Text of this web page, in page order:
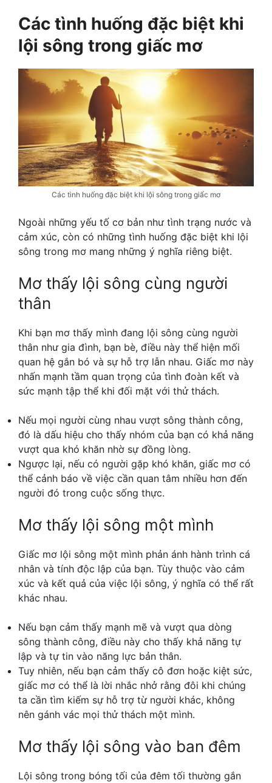
Các tình huống đặc biệt khi
lội sông trong giấc mơ
Các tình huống đặc biệt khi lội sông trong giấc mơ
Ngoài những yếu tố cơ bản như tình trạng nước và
cảm xúc, còn có những tình huống đặc biệt khi lội
sông trong mơ mang những ý nghĩa riêng biệt.
Mơ thấy lội sông cùng người
thân
Khi bạn mơ thấy mình đang lội sông cùng người
thân như gia đình, bạn bè, điều này thể hiện mối
quan hệ gắn bó và sự hỗ trợ lẫn nhau. Giấc mơ này
nhấn mạnh tầm quan trọng của tình đoàn kết và
sức mạnh tập thể khi đối mặt với thử thách.
Nếu mọi người cùng nhau vượt sông thành công,
đó là dấu hiệu cho thấy nhóm của bạn có khả năng
vượt qua khó khăn nhờ sự đồng lòng.
Ngược lại, nếu có người gặp khó khăn, giấc mơ có
thể cảnh báo về việc cần quan tâm nhiều hơn đến
người đó trong cuộc sống thực.
Mơ thấy lội sông một mình
Giấc mơ lội sông một mình phản ánh hành trình cá
nhân và tính độc lập của bạn. Tùy thuộc vào cảm
xúc và kết quả của việc lội sông, ý nghĩa có thể rất
khác nhau.
Nếu bạn cảm thấy mạnh mẽ và vượt qua dòng
sông thành công, điều này cho thấy khả năng tự
lập và tự tin vào năng lực bản thân.
Tuy nhiên, nếu bạn cảm thấy cô đơn hoặc kiệt sức,
giấc mơ có thể là lời nhắc nhở rằng đôi khi chúng
ta cần tìm kiếm sự hỗ trợ từ người khác, không
nên gánh vác mọi thử thách một mình.
Mơ thấy lội sông vào ban đêm
Lội sông trong bóng tối của đêm tối thường gắn